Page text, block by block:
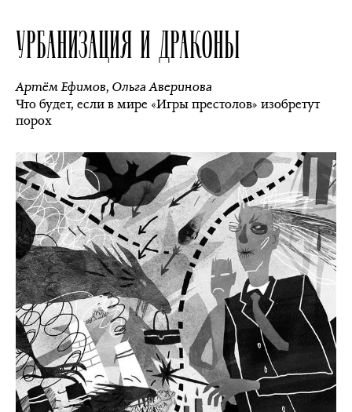
УРБАНИЗАЦИЯ И ДРАКОНЫ
Артём Ефимов, Ольга Аверинова
Что будет, если в мире «Игры престолов» изобретут
порох